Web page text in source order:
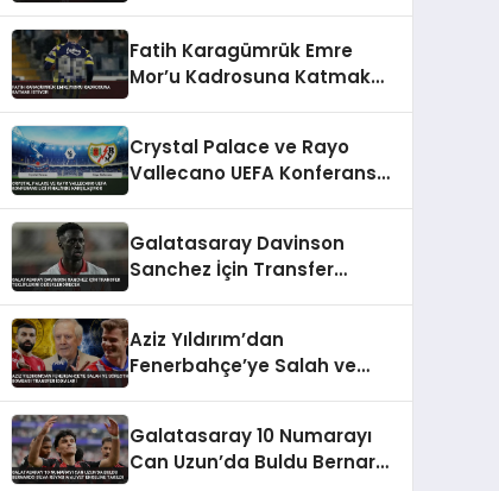
Fatih Karagümrük Emre
Mor’u Kadrosuna Katmak
Crystal Palace ve Rayo
Vallecano UEFA Konferans
Galatasaray Davinson
Sanchez İçin Transfer
Aziz Yıldırım’dan
Fenerbahçe’ye Salah ve
Galatasaray 10 Numarayı
Can Uzun’da Buldu Bernardo